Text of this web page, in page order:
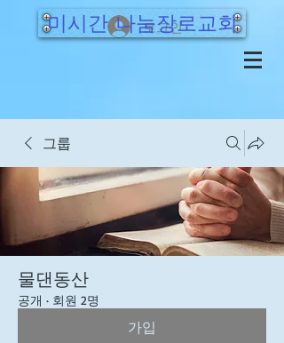
로그인
미시간 나눔장로교회
그룹
물댄동산
공개 · 회원 2명
가입